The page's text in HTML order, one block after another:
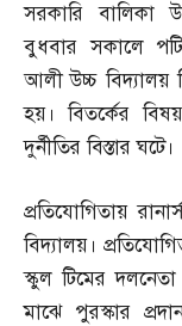
সরকারি বালিকা
বুধবার সকালে
আলী উচ্চ বিদ্যালয়
হয়। বিতর্কের
দুর্নীতির বিস্তার ঘটে।
প্রতিযোগিতায়
বিদ্যালয়।
স্কুল টিমের
মাঝে পুরস্কার